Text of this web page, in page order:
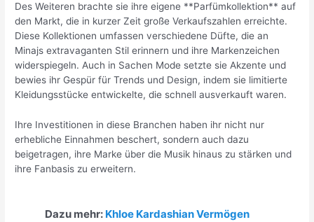
Des Weiteren brachte sie ihre eigene **Parfümkollektion** auf
den Markt, die in kurzer Zeit große Verkaufszahlen erreichte.
Diese Kollektionen umfassen verschiedene Düfte, die an
Minajs extravaganten Stil erinnern und ihre Markenzeichen
widerspiegeln. Auch in Sachen Mode setzte sie Akzente und
bewies ihr Gespür für Trends und Design, indem sie limitierte
Kleidungsstücke entwickelte, die schnell ausverkauft waren.
Ihre Investitionen in diese Branchen haben ihr nicht nur
erhebliche Einnahmen beschert, sondern auch dazu
beigetragen, ihre Marke über die Musik hinaus zu stärken und
ihre Fanbasis zu erweitern.
Dazu mehr: Khloe Kardashian Vermögen